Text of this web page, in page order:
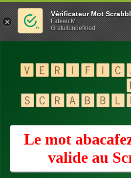
Le mot
valide au
Vérificateur Mot
Fabien M
Gratuitundefined